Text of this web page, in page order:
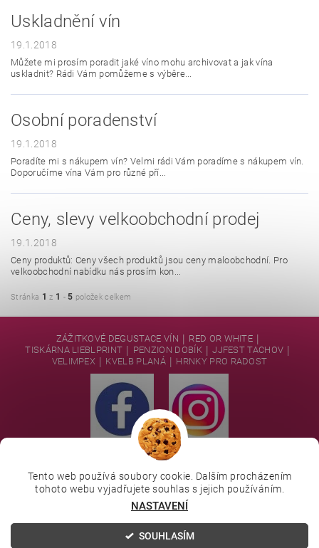
Uskladnění vín
19.1.2018
Můžete mi prosím poradit jaké víno mohu archivovat a jak vína
uskladnit? Rádi Vám pomůžeme s výběre...
Osobní poradenství
19.1.2018
Poradíte mi s nákupem vín? Velmi rádi Vám poradíme s nákupem vín.
Doporučíme vína Vám pro různé pří...
Ceny, slevy velkoobchodní prodej
19.1.2018
Ceny produktů: Ceny všech produktů jsou ceny maloobchodní. Pro
velkoobchodní nabídku nás prosím kon...
Stránka 1 z 1 -5 položek celkem
ZÁŽITKOVÉ DEGUSTACE VÍN RED OR WHITE
TISKÁRNA LIEBLPRINT PENZION DOBÍK JJFEST TACHOV
VELIMPEX KVELB PLANÁ HRNKY PRO RADOST
2026 © https://www.redorwhite.shop, všechna práva vyhrazena Upravit nastavení
cookies
Vytvořil Shoptet
Tento web používá soubory cookie. Dalším procházením
tohoto webu vyjadřujete souhlas s jejich používáním.
NASTAVENÍ
SOUHLASÍM